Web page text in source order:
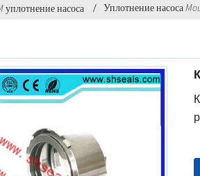
уплотнение насоса Уплотнение насоса